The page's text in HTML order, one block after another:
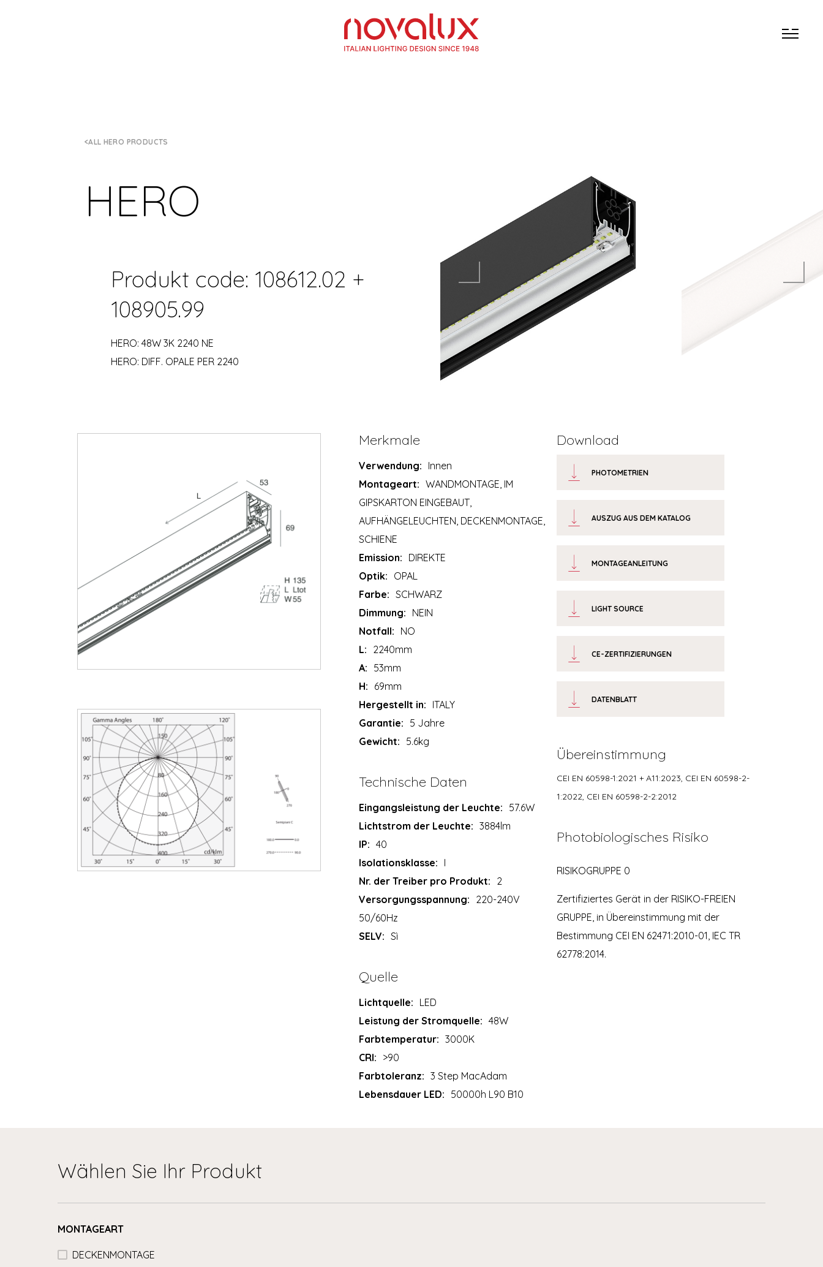
ALL HERO PRODUCTS
HERO
Produkt code: 108612.02 +
108905.99
HERO: 48W 3K 2240 NE
HERO: DIFF. OPALE PER 2240
Merkmale
Verwendung: Innen
Montageart: WANDMONTAGE, IM
GIPSKARTON EINGEBAUT,
AUFHÄNGELEUCHTEN, DECKENMONTAGE,
SCHIENE
Emission: DIREKTE
Optik: OPAL
Farbe: SCHWARZ
Dimmung: NEIN
Notfall: NO
L: 2240mm
A: 53mm
H: 69mm
Hergestellt in: ITALY
Garantie: 5 Jahre
Gewicht: 5.6kg
Technische Daten
Eingangsleistung der Leuchte: 57.6W
Lichtstrom der Leuchte: 3884lm
IP: 40
Isolationsklasse: I
Nr. der Treiber pro Produkt: 2
Versorgungsspannung: 220-240V
50/60Hz
SELV: Sì
Quelle
Lichtquelle: LED
Leistung der Stromquelle: 48W
Farbtemperatur: 3000K
CRI: >90
Farbtoleranz: 3 Step MacAdam
Lebensdauer LED: 50000h L90 B10
Download
PHOTOMETRIEN
AUSZUG AUS DEM KATALOG
MONTAGEANLEITUNG
LIGHT SOURCE
CE-ZERTIFIZIERUNGEN
DATENBLATT
Übereinstimmung
CEI EN 60598-1:2021 + A11:2023, CEI EN 60598-2-
1:2022, CEI EN 60598-2-2:2012
Photobiologisches Risiko
RISIKOGRUPPE 0
Zertifiziertes Gerät in der RISIKO-FREIEN
GRUPPE, in Übereinstimmung mit der
Bestimmung CEI EN 62471:2010-01, IEC TR
62778:2014.
Wählen Sie Ihr Produkt
MONTAGEART
DECKENMONTAGE